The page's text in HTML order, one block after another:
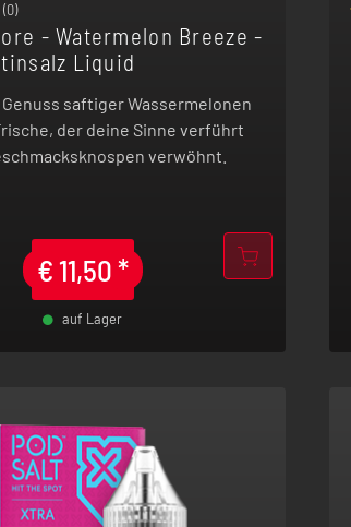
€11,50*
auf Lager
(0)
- Watermelon Breeze -
Liquid
saftiger Wassermelonen
der deine Sinne verführt
verwöhnt.